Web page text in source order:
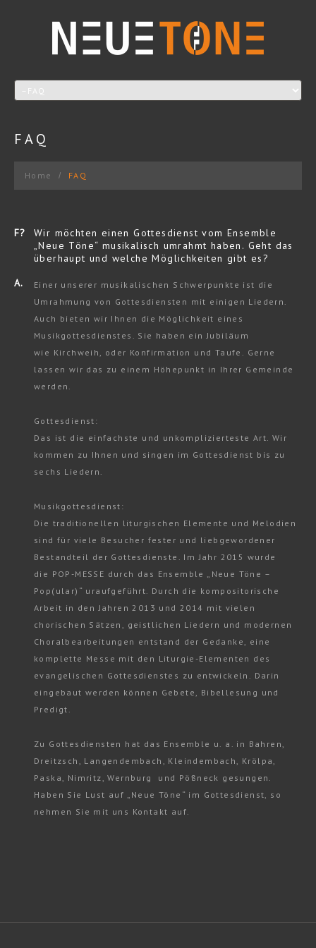
FAQ
Home FAQ
F?
Wir möchten einen Gottesdienst vom Ensemble
„Neue Töne“ musikalisch umrahmt haben. Geht das
überhaupt und welche Möglichkeiten gibt es?
A.
Einer unserer musikalischen Schwerpunkte ist die
Umrahmung von Gottesdiensten mit einigen Liedern.
Auch bieten wir Ihnen die Möglichkeit eines
Musikgottesdienstes. Sie haben ein Jubiläum
wie Kirchweih, oder Konfirmation und Taufe. Gerne
lassen wir das zu einem Höhepunkt in Ihrer Gemeinde
werden.
Gottesdienst:
Das ist die einfachste und unkomplizierteste Art. Wir
kommen zu Ihnen und singen im Gottesdienst bis zu
sechs Liedern.
Musikgottesdienst:
Die traditionellen liturgischen Elemente und Melodien
sind für viele Besucher fester und liebgewordener
Bestandteil der Gottesdienste. Im Jahr 2015 wurde
die POP-MESSE durch das Ensemble „Neue Töne –
Pop(ular)“ uraufgeführt. Durch die kompositorische
Arbeit in den Jahren 2013 und 2014 mit vielen
chorischen Sätzen, geistlichen Liedern und modernen
Choralbearbeitungen entstand der Gedanke, eine
komplette Messe mit den Liturgie-Elementen des
evangelischen Gottesdienstes zu entwickeln. Darin
eingebaut werden können Gebete, Bibellesung und
Predigt.
Zu Gottesdiensten hat das Ensemble u. a. in Bahren,
Dreitzsch, Langendembach, Kleindembach, Krölpa,
Paska, Nimritz, Wernburg und Pößneck gesungen.
Haben Sie Lust auf „Neue Töne“ im Gottesdienst, so
nehmen Sie mit uns Kontakt auf.